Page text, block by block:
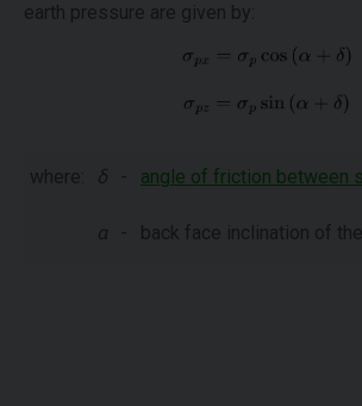
earth pressure are given by:
where: δ - angle of friction between
α - back face inclination of